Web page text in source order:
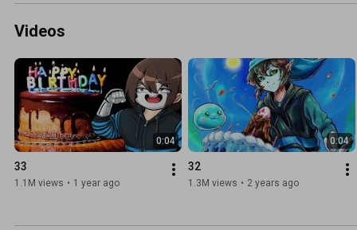
Videos
0:04
33
1.1M views • 1 year ago
0:04
32
1.3M views • 2 years ago